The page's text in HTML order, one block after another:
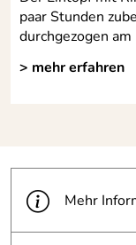
paar Stunden
durchgezogen
> mehr erfahren
Mehr